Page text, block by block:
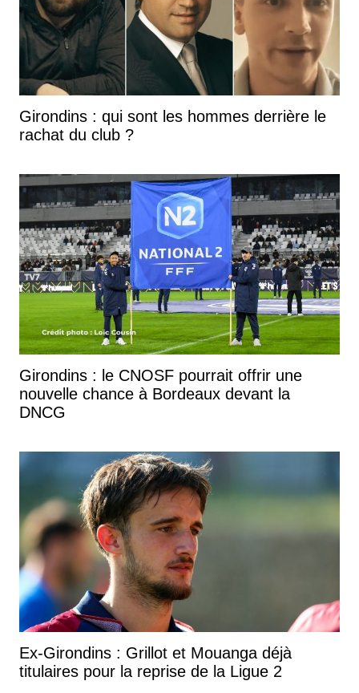
Girondins : qui sont les hommes derrière le
rachat du club ?
Girondins : le CNOSF pourrait offrir une
nouvelle chance à Bordeaux devant la
DNCG
Ex-Girondins : Grillot et Mouanga déjà
titulaires pour la reprise de la Ligue 2